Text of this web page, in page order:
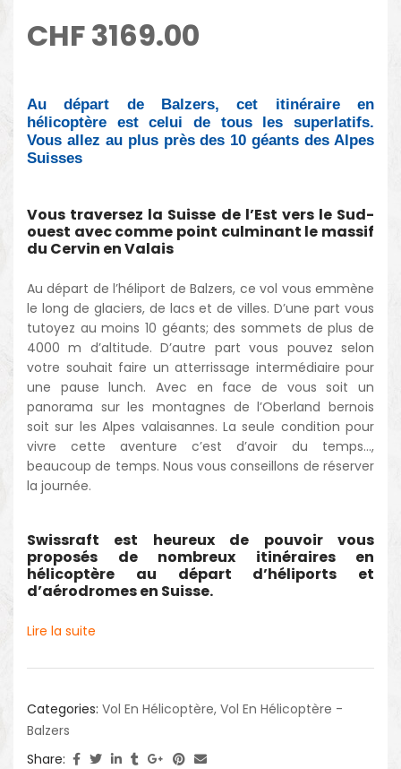
CHF3169.00
Au départ de Balzers, cet itinéraire en
hélicoptère est celui de tous les superlatifs.
Vous allez au plus près des 10 géants des Alpes
Suisses
Vous traversez la Suisse de l’Est vers le Sud-
ouest avec comme point culminant le massif
du Cervin en Valais
Au départ de l’héliport de Balzers, ce vol vous emmène
le long de glaciers, de lacs et de villes. D’une part vous
tutoyez au moins 10 géants; des sommets de plus de
4000 m d’altitude. D’autre part vous pouvez selon
votre souhait faire un atterrissage intermédiaire pour
une pause lunch. Avec en face de vous soit un
panorama sur les montagnes de l’Oberland bernois
soit sur les Alpes valaisannes. La seule condition pour
vivre cette aventure c’est d’avoir du temps…,
beaucoup de temps. Nous vous conseillons de réserver
la journée.
Swissraft est heureux de pouvoir vous
proposés de nombreux itinéraires en
hélicoptère au départ d’héliports et
d’aérodromes en Suisse.
Lire la suite
Categories: Vol En Hélicoptère, Vol En Hélicoptère -
Balzers
Share: